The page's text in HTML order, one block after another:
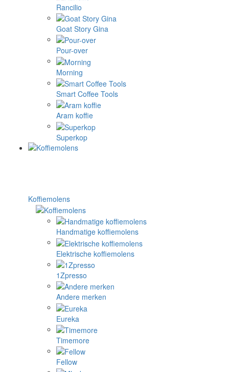
Rancilio
Goat Story Gina
Pour-over
Morning
Smart Coffee Tools
Aram koffie
Superkop
Koffiemolens
Handmatige koffiemolens
Elektrische koffiemolens
1Zpresso
Andere merken
Eureka
Timemore
Fellow